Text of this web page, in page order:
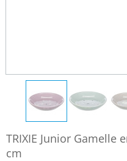
TRIXIE Junior Gamelle
cm